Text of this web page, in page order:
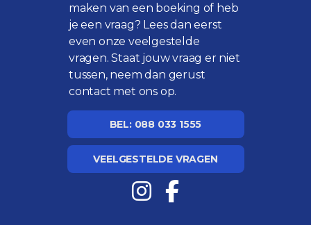
maken van een boeking of heb
je een vraag? Lees dan eerst
even onzeveelgestelde
vragen. Staat jouw vraag er niet
tussen, neem dan gerust
contact met ons op.
BEL: 088 033 1555
VEELGESTELDE VRAGEN